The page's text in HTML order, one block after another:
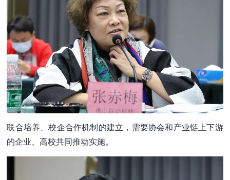
联合培养、校企合作机制的建立，需要协会和产业链上下游
的企业、高校共同推动实施。